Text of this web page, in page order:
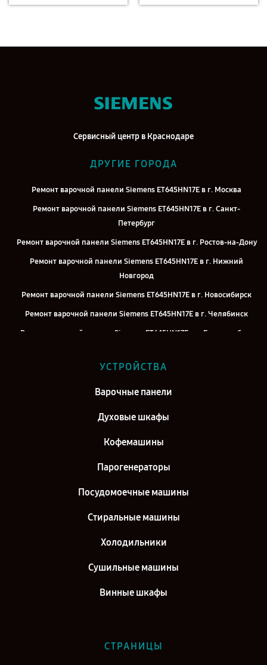
Сервисный центр в Краснодаре
ДРУГИЕ ГОРОДА
Ремонт варочной панели Siemens ET645HN17E в г. Москва
Ремонт варочной панели Siemens ET645HN17E в г. Санкт-
Петербург
Ремонт варочной панели Siemens ET645HN17E в г. Ростов-на-Дону
Ремонт варочной панели Siemens ET645HN17E в г. Нижний
Новгород
Ремонт варочной панели Siemens ET645HN17E в г. Новосибирск
Ремонт варочной панели Siemens ET645HN17E в г. Челябинск
Ремонт варочной панели Siemens ET645HN17E в г. Екатеринбург
Ремонт варочной панели Siemens ET645HN17E в г. Воронеж
Ремонт варочной панели Siemens ET645HN17E в г. Саратов
УСТРОЙСТВА
Варочные панели
Духовые шкафы
Кофемашины
Парогенераторы
Посудомоечные машины
Стиральные машины
Холодильники
Сушильные машины
Винные шкафы
СТРАНИЦЫ